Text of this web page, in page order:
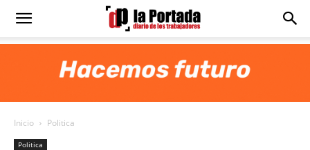
Diario
Portada
Inicio Politica
Politica